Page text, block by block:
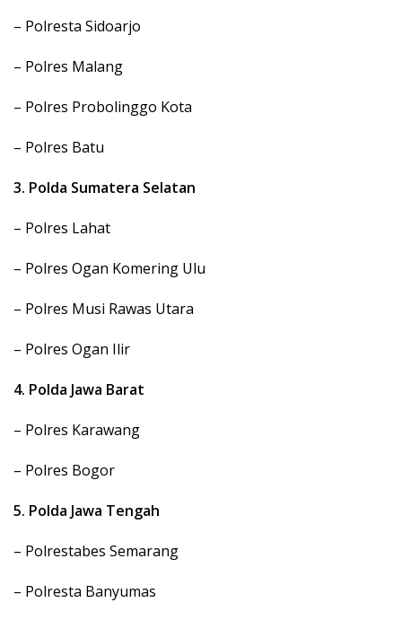
– Polresta Sidoarjo
– Polres Malang
– Polres Probolinggo Kota
– Polres Batu
3. Polda Sumatera Selatan
– Polres Lahat
– Polres Ogan Komering Ulu
– Polres Musi Rawas Utara
– Polres Ogan Ilir
4. Polda Jawa Barat
– Polres Karawang
– Polres Bogor
5. Polda Jawa Tengah
– Polrestabes Semarang
– Polresta Banyumas